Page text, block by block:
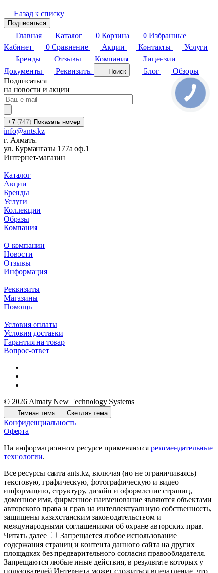
Назад к списку
Подписаться
Главная Каталог 0 Корзина 0 Избранные
Кабинет
0 Сравнение Акции Контакты
Услуги
Бренды
Отзывы Компания
Лицензии
Документы
Реквизиты Поиск Блог
Обзоры
Подписаться
на новости и акции
+7 (747) Показать номер
info@ants.kz
г. Алматы
ул. Курмангазы 177а оф.1
Интернет-магазин
Каталог
Акции
Бренды
Услуги
Коллекции
Образы
Компания
О компании
Новости
Отзывы
Информация
Реквизиты
Магазины
Помощь
Условия оплаты
Условия доставки
Гарантия на товар
Вопрос-ответ
© 2026 Almaty New Technology Systems
Темная тема Светлая тема
Конфиденциальность
Оферта
На информационном ресурсе применяются рекомендательные
технологии.
Все ресурсы сайта ants.kz, включая (но не ограничиваясь)
текстовую, графическую, фотографическую и видео
информацию, структуру, дизайн и оформление страниц,
доменное имя, фирменное наименование являются объектами
авторского права и прав на интеллектуальную собственность,
защищены казахстанским законодательством и
международными соглашениями об охране авторских прав.
Читать далее
Запрещается любое использование
содержания страниц и контента данного сайта на других
площадках без предварительного согласия правообладателя.
Запрещаются любые иные действия, в результате которых у
пользователей Интернета может сложиться впечатление, что